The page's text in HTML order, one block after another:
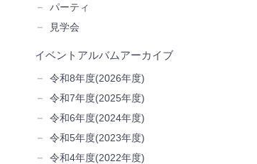
パーティ
見学会
イベントアルバムアーカイブ
令和8年度(2026年度)
令和7年度(2025年度)
令和6年度(2024年度)
令和5年度(2023年度)
令和4年度(2022年度)